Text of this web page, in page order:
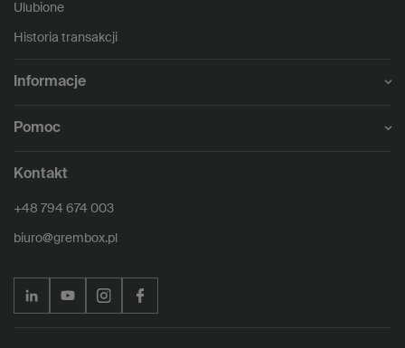
Ulubione
Historia transakcji
Informacje
Pomoc
Kontakt
+48 794 674 003
biuro@grembox.pl